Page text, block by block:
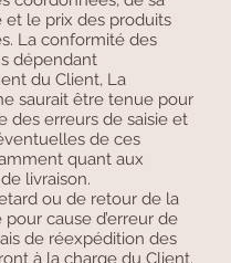
le prix des produits
La conformité des
dépendant
du Client, La
saurait être tenue pour
des erreurs de saisie et
de ces
quant aux
livraison.
ou de retour de la
cause d’erreur de
de réexpédition des
à la charge du Client.